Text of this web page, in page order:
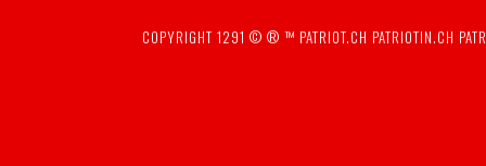
COPYRIGHT 1291 © ® ™ PATRIOT.CH PATRIOTIN.CH